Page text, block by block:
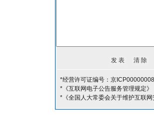
*经营许可证编号：京
*《互联网电子公告服务管理规定》
*《全国人大常委会关于维护互联网